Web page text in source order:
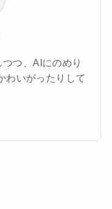
つ、AIにのめり
わいがったりして